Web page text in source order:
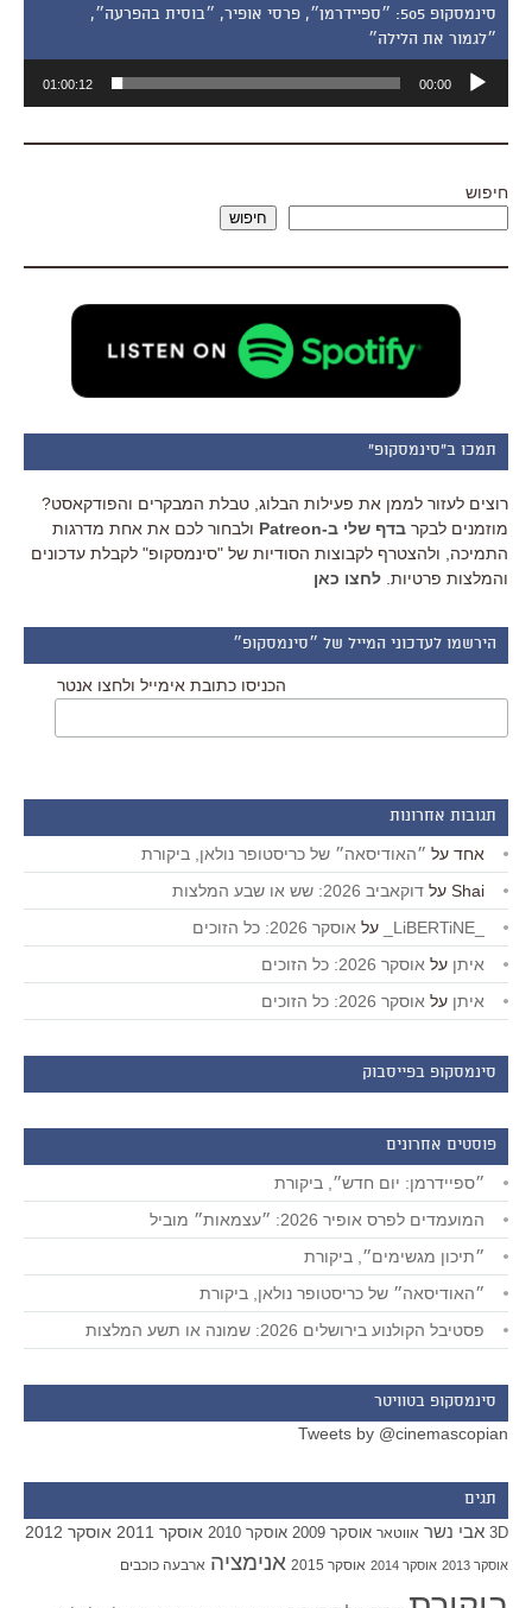
סינמסקופ 505: ״ספיידרמן״, פרסי אופיר, ״בוסית בהפרעה״,
״לגמור את הלילה״
אודיו
00:00
01:00:12
חיפוש
חיפוש
תמכו ב"סינמסקופ"
רוצים לעזור לממן את פעילות הבלוג, טבלת המבקרים והפודקאסט?
מוזמנים לבקר בדף שלי ב-Patreon
ולבחור לכם את אחת מדרגות
התמיכה, ולהצטרף לקבוצות הסודיות של "סינמסקופ" לקבלת עדכונים
והמלצות פרטיות. לחצו כאן
הירשמו לעדכוני המייל של ״סינמסקופ״
הכניסו כתובת אימייל ולחצו אנטר
תגובות אחרונות
אחד על ״האודיסאה״ של כריסטופר נולאן, ביקורת
Shai על דוקאביב 2026: שש או שבע המלצות
על אוסקר 2026: כל הזוכים
איתן על אוסקר 2026: כל הזוכים
איתן על אוסקר 2026: כל הזוכים
סינמסקופ בפייסבוק
פוסטים אחרונים
״ספיידרמן: יום חדש״, ביקורת
המועמדים לפרס אופיר 2026: ״עצמאות״ מוביל
״תיכון מגשימים״, ביקורת
״האודיסאה״ של כריסטופר נולאן, ביקורת
פסטיבל הקולנוע בירושלים 2026: שמונה או תשע המלצות
סינמסקופ בטוויטר
Tweets by @cinemascopian
תגים
3D אבי נשר אווטאר אוסקר 2009 אוסקר 2010 אוסקר 2011 אוסקר 2012
אוסקר 2013 אוסקר 2014 אוסקר 2015 אנימציה ארבעה כוכבים